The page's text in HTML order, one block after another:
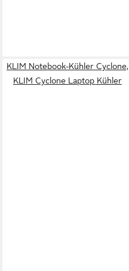
KLIM Notebook-Kühler Cyclone,
KLIM Cyclone Laptop Kühler